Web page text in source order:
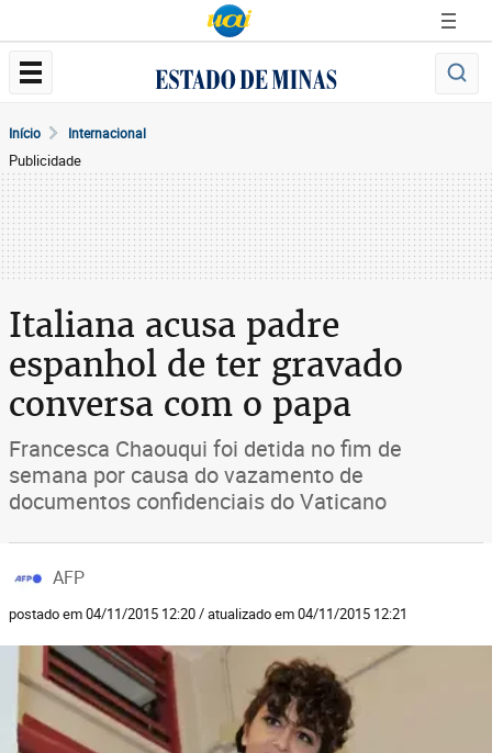
Início Internacional
Publicidade
Italiana acusa padre
espanhol de ter gravado
conversa com o papa
Francesca Chaouqui foi detida no fim de
semana por causa do vazamento de
documentos confidenciais do Vaticano
AFP
postado em 04/11/2015 12:20 / atualizado em 04/11/2015 12:21